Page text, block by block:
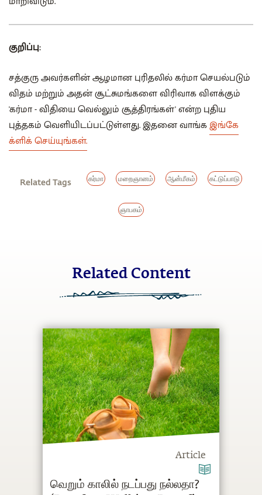
குறிப்பு:
சத்குரு அவர்களின் ஆழமான புரிதலில் கர்மா செயல்படும்
விதம் மற்றும் அதன் சூட்சுமங்களை விரிவாக விளக்கும்
'கர்மா - விதியை வெல்லும் சூத்திரங்கள்' என்ற புதிய
புத்தகம் வெளியிடப்பட்டுள்ளது. இதனை வாங்கஇங்கே
க்ளிக் செய்யுங்கள்.
Related Tags கர்மா மறைஞானம் ஆன்மீகம் கட்டுப்பாடு
ஞாபகம்
Related Content
Article
வெறும் காலில் நடப்பது நல்லதா?